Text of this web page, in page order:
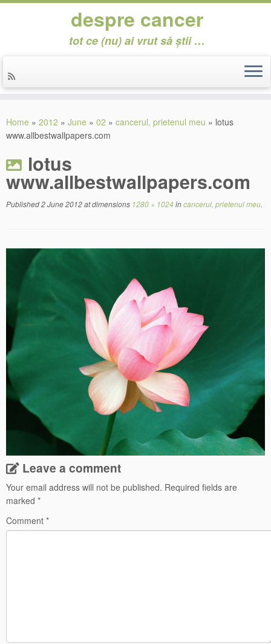
content
despre cancer
tot ce (nu) ai vrut să știi …
Home » 2012 » June » 02 » cancerul, prietenul meu » lotus
www.allbestwallpapers.com
lotus
www.allbestwallpapers.com
Published2 June 2012at dimensions 1280 × 1024 incancerul, prietenul meu.
Leave a comment
Your email address will not be published. Required fields are
marked *
Comment *